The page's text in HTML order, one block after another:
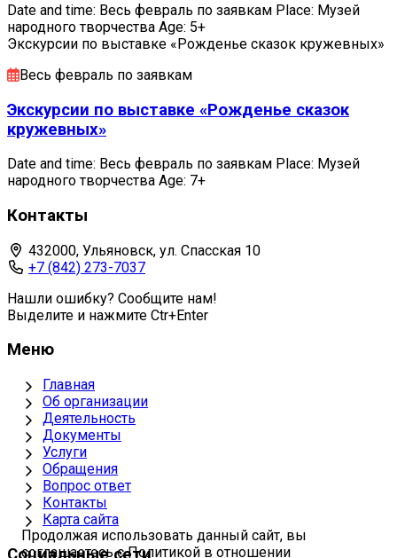
Date and time: Весь февраль по заявкам Place: Музей
народного творчества Age: 5+
Экскурсии по выставке «Рожденье сказок кружевных»
Весь февраль по заявкам
Экскурсии по выставке «Рожденье сказок
кружевных»
Date and time: Весь февраль по заявкам Place: Музей
народного творчества Age: 7+
Контакты
432000, Ульяновск, ул. Спасская 10
+7 (842) 273-7037
Нашли ошибку? Сообщите нам!
Выделите и нажмите Ctr+Enter
Меню
Главная
Об организации
Деятельность
Документы
Услуги
Обращения
Вопрос ответ
Контакты
Карта сайта
Продолжая использовать данный сайт, вы
соглашаетесь с Политикой в отношении